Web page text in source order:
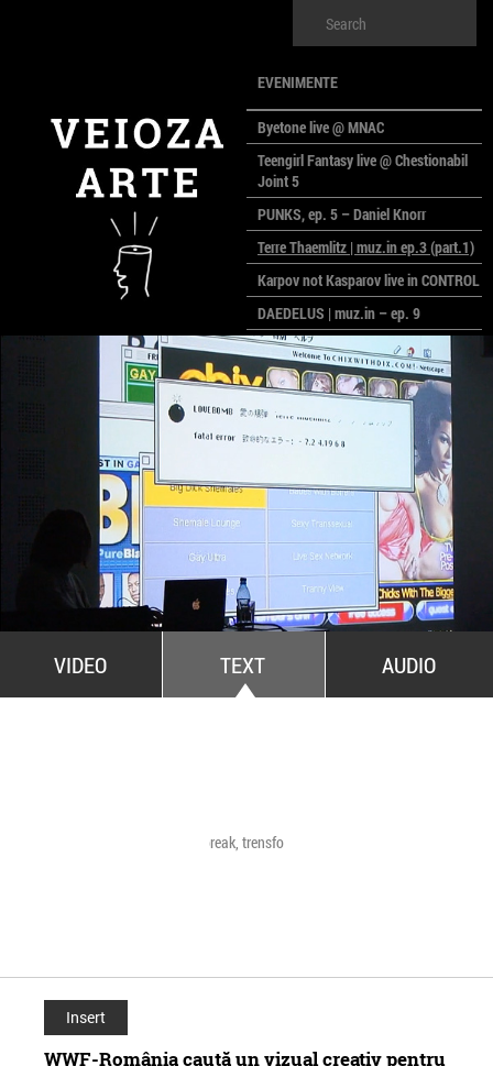
EVENIMENTE
Byetone live @ MNAC
Teengirl Fantasy live @ Chestionabil
Joint 5
PUNKS, ep. 5 – Daniel Knorr
Terre Thaemlitz | muz.in ep.3 (part.1)
Karpov not Kasparov live in CONTROL
DAEDELUS | muz.in – ep. 9
LALELE, LALELE – prima premieră a
anului la MACAZ
CinePOLSKA – filme poloneze la
București
PEOPLE OF ROMANIA se lansează la
All Stars For Outernational
VIDEO TEXT AUDIO
Have a break, trensformers
Insert
WWF-România caută un vizual creativ pentru